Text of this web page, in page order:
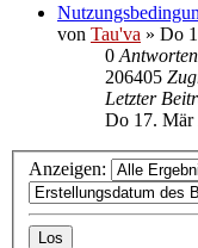
von Tau'va » Do
0 Antworten
206405
Letzter
Do 17. Mär
Anzeigen: